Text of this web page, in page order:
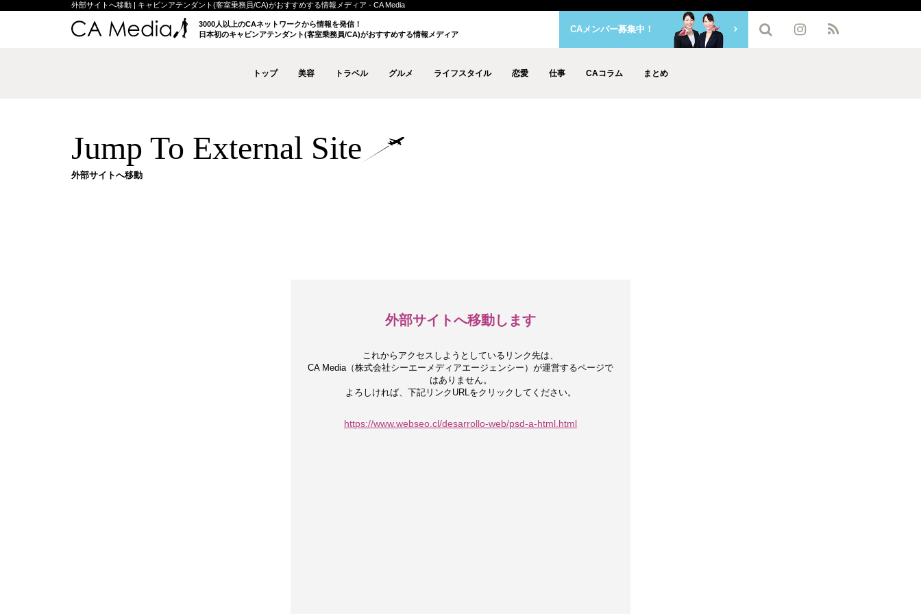
外部サイトへ移動 | キャビンアテンダント(客室乗務員/CA)がおすすめする情報メディア - CA Media
3000人以上のCAネットワークから情報を発信！
日本初のキャビンアテンダント(客室乗務員/CA)がおすすめする情報メディア
トップ 美容 トラベル グルメ ライフスタイル 恋愛 仕事 CAコラム まとめ
CAメンバー募集中！
Jump To External Site
外部サイトへ移動
外部サイトへ移動します
これからアクセスしようとしているリンク先は、
CA Media（株式会社シーエーメディアエージェンシー）が運営するページで
はありません。
よろしければ、下記リンクURLをクリックしてください。
https://www.webseo.cl/desarrollo-web/psd-a-html.html